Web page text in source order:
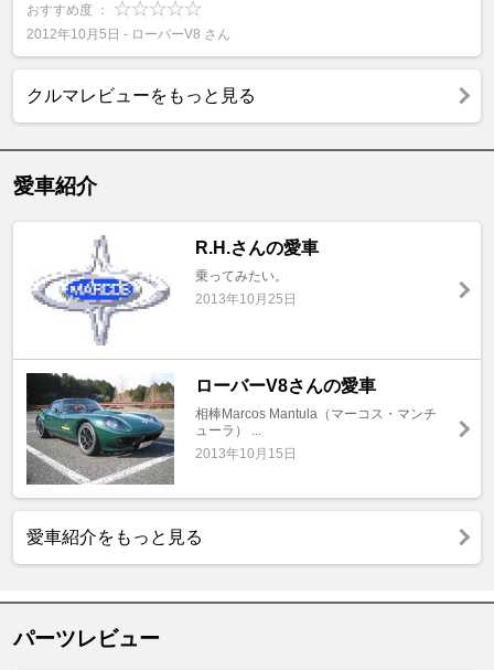
おすすめ度 ：
2012年10月5日 - ローバーV8 さん
クルマレビューをもっと見る
愛車紹介
R.H.さんの愛車
乗ってみたい。
2013年10月25日
ローバーV8さんの愛車
相棒Marcos Mantula（マーコス・マンチ
ューラ） ...
2013年10月15日
愛車紹介をもっと見る
パーツレビュー